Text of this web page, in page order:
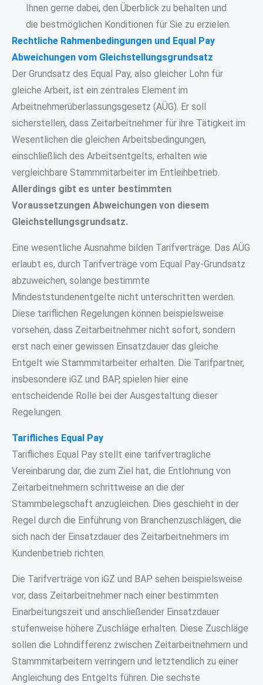
Ihnen gerne dabei, den Überblick zu behalten und
die bestmöglichen Konditionen für Sie zu erzielen.
Rechtliche Rahmenbedingungen und Equal Pay
Abweichungen vom Gleichstellungsgrundsatz
Der Grundsatz des Equal Pay, also gleicher Lohn für
gleiche Arbeit, ist ein zentrales Element im
Arbeitnehmerüberlassungsgesetz (AÜG). Er soll
sicherstellen, dass Zeitarbeitnehmer für ihre Tätigkeit im
Wesentlichen die gleichen Arbeitsbedingungen,
einschließlich des Arbeitsentgelts, erhalten wie
vergleichbare Stammmitarbeiter im Entleihbetrieb.
Allerdings gibt es unter bestimmten
Voraussetzungen Abweichungen von diesem
Gleichstellungsgrundsatz.
Eine wesentliche Ausnahme bilden Tarifverträge. Das AÜG
erlaubt es, durch Tarifverträge vom Equal Pay-Grundsatz
abzuweichen, solange bestimmte
Mindeststundenentgelte nicht unterschritten werden.
Diese tariflichen Regelungen können beispielsweise
vorsehen, dass Zeitarbeitnehmer nicht sofort, sondern
erst nach einer gewissen Einsatzdauer das gleiche
Entgelt wie Stammmitarbeiter erhalten. Die Tarifpartner,
insbesondere iGZ und BAP, spielen hier eine
entscheidende Rolle bei der Ausgestaltung dieser
Regelungen.
Tarifliches Equal Pay
Tarifliches Equal Pay stellt eine tarifvertragliche
Vereinbarung dar, die zum Ziel hat, die Entlohnung von
Zeitarbeitnehmern schrittweise an die der
Stammbelegschaft anzugleichen. Dies geschieht in der
Regel durch die Einführung von Branchenzuschlägen, die
sich nach der Einsatzdauer des Zeitarbeitnehmers im
Kundenbetrieb richten.
Die Tarifverträge von iGZ und BAP sehen beispielsweise
vor, dass Zeitarbeitnehmer nach einer bestimmten
Einarbeitungszeit und anschließender Einsatzdauer
stufenweise höhere Zuschläge erhalten. Diese Zuschläge
sollen die Lohndifferenz zwischen Zeitarbeitnehmern und
Stammmitarbeitern verringern und letztendlich zu einer
Angleichung des Entgelts führen. Die sechste